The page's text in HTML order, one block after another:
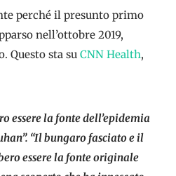
perché il presunto primo
nell’ottobre 2019,
Questo sta su CNN Health,
essere la fonte dell’epidemia
“Il bungaro fasciato e il
essere la fonte originale